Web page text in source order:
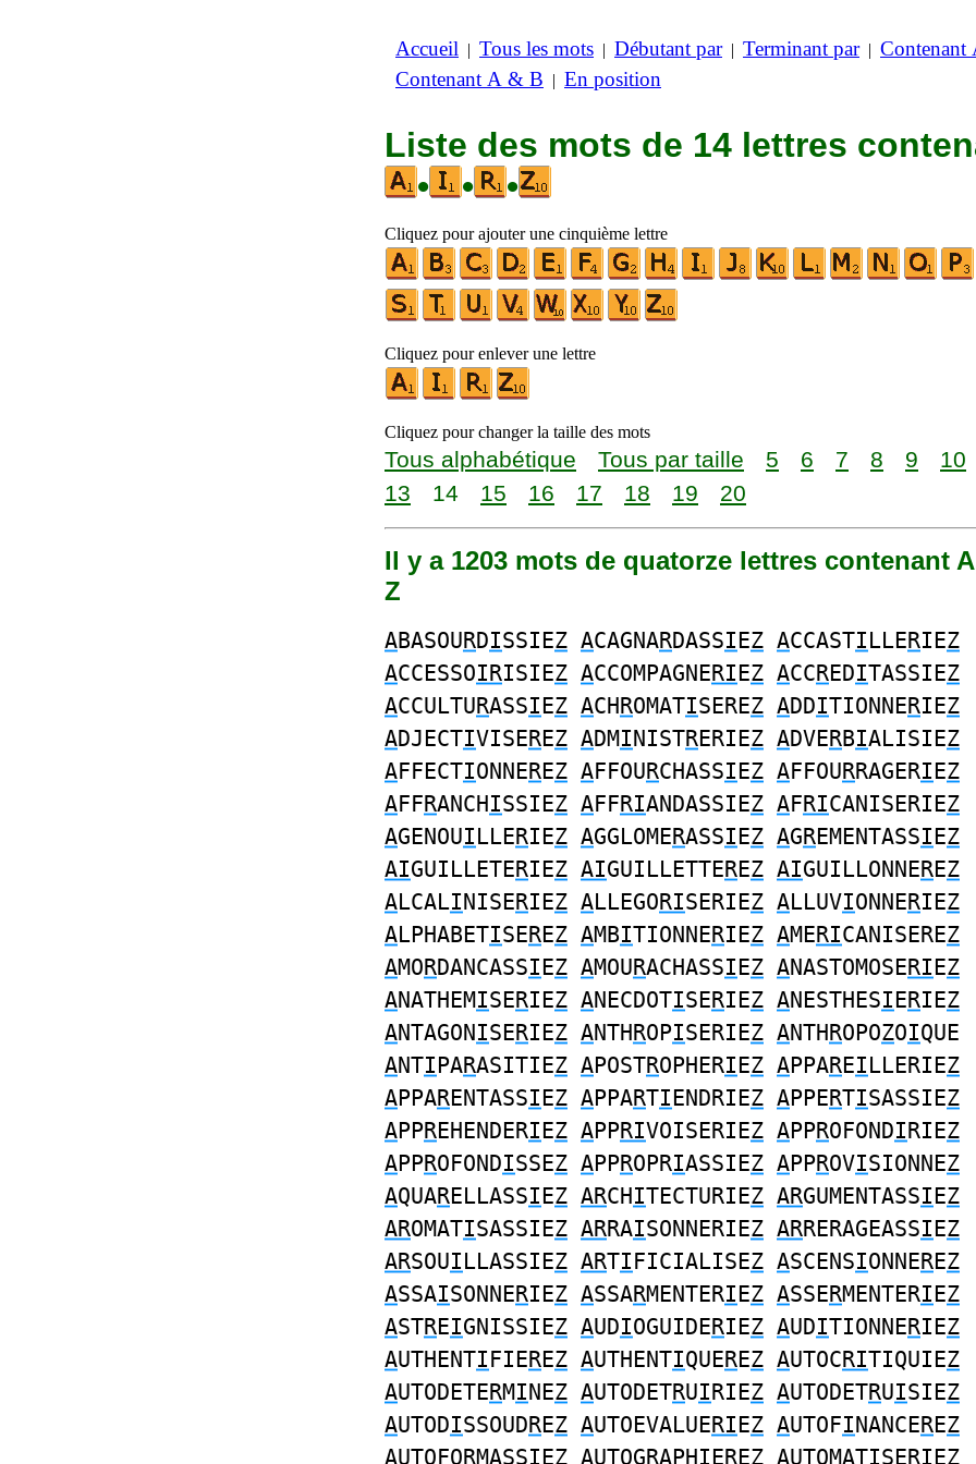
Accueil | Tous les mots | Débutant par| Terminant par| Contenant
Contenant A & B | En position
Liste des mots de 14 lettres
•
• •
Cliquez pour ajouter une cinquième lettre
Cliquez pour enlever une lettre
Cliquez pour changer la taille des mots
Tous alphabétique Tous par taille 5 6 7 8 9 10
13
14 15 16 17 18 19 20
Il y a 1203 mots de quatorze lettres contenant
Z
ABASOURDISSIEZ ACAGNARDASSIEZ ACCASTILLERIEZ
ACCESSOIRISIEZ ACCOMPAGNERIEZ ACCREDITASSIEZ
ACCULTURASSIEZ ACHROMATISEREZ ADDITIONNERIEZ
ADJECTIVISEREZ ADMINISTRERIEZ ADVERBIALISIEZ
AFFECTIONNEREZ AFFOURCHASSIEZ AFFOURRAGERIEZ
AFFRANCHISSIEZ AFFRIANDASSIEZ AFRICANISERIEZ
AGENOUILLERIEZ AGGLOMERASSIEZ AGREMENTASSIEZ
AIGUILLETERIEZ AIGUILLETTEREZ AIGUILLONNEREZ
ALCALINISERIEZ ALLEGORISERIEZ ALLUVIONNERIEZ
ALPHABETISEREZ AMBITIONNERIEZ AMERICANISEREZ
AMORDANCASSIEZ AMOURACHASSIEZ ANASTOMOSERIEZ
ANATHEMISERIEZ ANECDOTISERIEZ ANESTHESIERIEZ
ANTAGONISERIEZ ANTHROPISERIEZ ANTHROPOZOIQUE
ANTIPARASITIEZ APOSTROPHERIEZ APPAREILLERIEZ
APPARENTASSIEZ APPARTIENDRIEZ APPERTISASSIEZ
APPREHENDERIEZ APPRIVOISERIEZ APPROFONDIRIEZ
APPROFONDISSEZ APPROPRIASSIEZ APPROVISIONNEZ
AQUARELLASSIEZ ARCHITECTURIEZ ARGUMENTASSIEZ
AROMATISASSIEZ ARRAISONNERIEZ ARRERAGEASSIEZ
ARSOUILLASSIEZ ARTIFICIALISEZ ASCENSIONNEREZ
ASSAISONNERIEZ ASSARMENTERIEZ ASSERMENTERIEZ
ASTREIGNISSIEZ AUDIOGUIDERIEZ AUDITIONNERIEZ
AUTHENTIFIEREZ AUTHENTIQUEREZ AUTOCRITIQUIEZ
AUTODETERMINEZ AUTODETRUIRIEZ AUTODETRUISIEZ
AUTODISSOUDREZ AUTOEVALUERIEZ AUTOFINANCEREZ
AUTOFORMASSIEZ AUTOGRAPHIEREZ AUTOMATISERIEZ